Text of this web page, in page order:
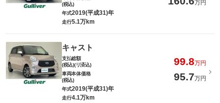
(税込)
万円
年式2019(平成31)年
走行5.1万km
キャスト
支払総額
(税込)(リ済込)
99.8万円
車両本体価格
(税込)
95.7万円
年式2019(平成31)年
走行4.1万km